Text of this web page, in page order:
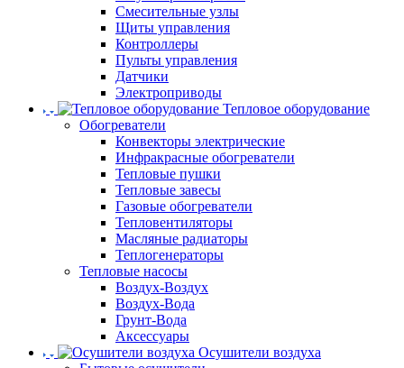
Смесительные узлы
Щиты управления
Контроллеры
Пульты управления
Датчики
Электроприводы
Тепловое оборудование
Обогреватели
Конвекторы электрические
Инфракрасные обогреватели
Тепловые пушки
Тепловые завесы
Газовые обогреватели
Тепловентиляторы
Масляные радиаторы
Теплогенераторы
Тепловые насосы
Воздух-Воздух
Воздух-Вода
Грунт-Вода
Аксессуары
Осушители воздуха